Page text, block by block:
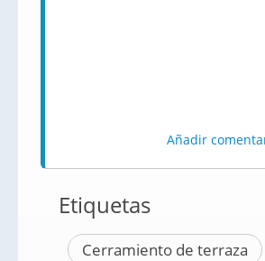
Añadir
Etiquetas
Cerramiento de terraza